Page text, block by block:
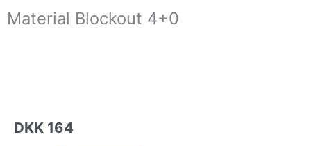
Material Blockout 4+0
DKK 164